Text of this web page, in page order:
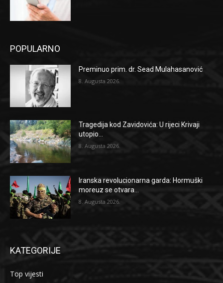
POPULARNO
Preminuo prim. dr. Sead Mulahasanović
8. Augusta 2026.
Tragedija kod Zavidovića: U rijeci Krivaji
utopio...
8. Augusta 2026.
Iranska revolucionarna garda: Hormuški
moreuz se otvara...
8. Augusta 2026.
KATEGORIJE
Top vijesti